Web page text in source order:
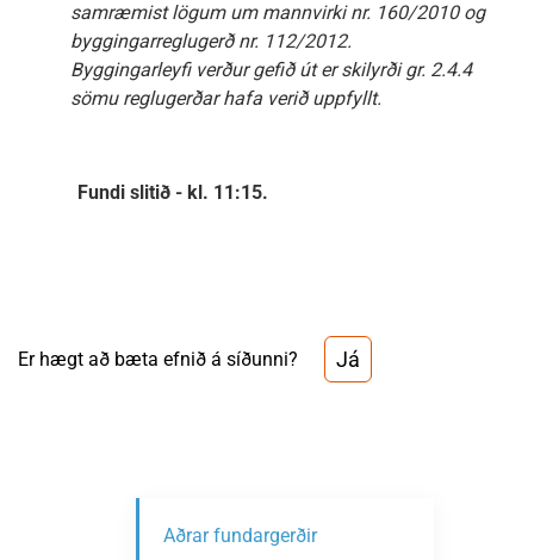
samræmist lögum um mannvirki nr. 160/2010 og
byggingarreglugerð nr. 112/2012.
Byggingarleyfi verður gefið út er skilyrði gr. 2.4.4
sömu reglugerðar hafa verið uppfyllt.
Fundi slitið - kl. 11:15.
Er hægt að bæta efnið á síðunni? Já
Aðrar fundargerðir